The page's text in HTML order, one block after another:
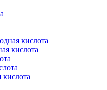
кислота
кислота